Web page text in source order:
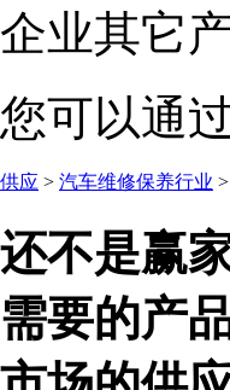
企业其它
您可以通
供应 > 汽车维修保养行业 >
还不是赢
需要的产